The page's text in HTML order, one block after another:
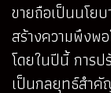
ขายถือเป็นนโย
สร้างความพึงพ
โดยในปีนี้ การ
เป็นกลยุทธ์สำคั